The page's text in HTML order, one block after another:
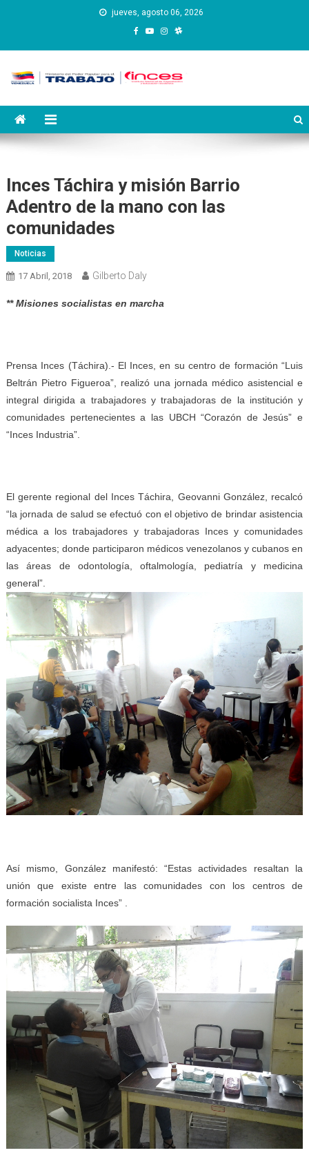
jueves, agosto 06, 2026
Instituto Nacional de
Capacitación y Educación
Inces Táchira y misión Barrio
Adentro de la mano con las
comunidades
Noticias
17 Abril, 2018 Gilberto Daly
** Misiones socialistas en marcha
Prensa Inces (Táchira).- El Inces, en su centro de formación “Luis
Beltrán Pietro Figueroa”, realizó una jornada médico asistencial e
integral dirigida a trabajadores y trabajadoras de la institución y
comunidades pertenecientes a las UBCH “Corazón de Jesús” e
“Inces Industria”.
El gerente regional del Inces Táchira, Geovanni González, recalcó
“la jornada de salud se efectuó con el objetivo de brindar asistencia
médica a los trabajadores y trabajadoras Inces y comunidades
adyacentes; donde participaron médicos venezolanos y cubanos en
las áreas de odontología, oftalmología, pediatría y medicina
general”.
Así mismo, González manifestó: “Estas actividades resaltan la
unión que existe entre las comunidades con los centros de
formación socialista Inces”